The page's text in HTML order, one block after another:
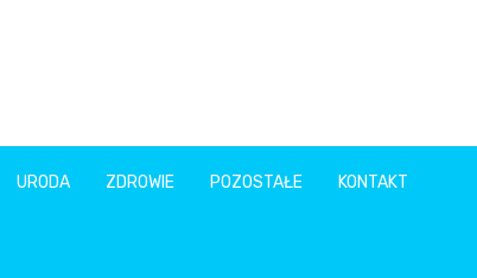
URODA ZDROWIE POZOSTAŁE KONTAKT